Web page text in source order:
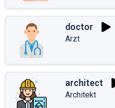
doctor
Arzt
architect
Architekt